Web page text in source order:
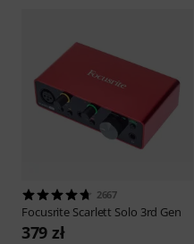
2667
Focusrite Scarlett Solo 3rd Gen
379 zł